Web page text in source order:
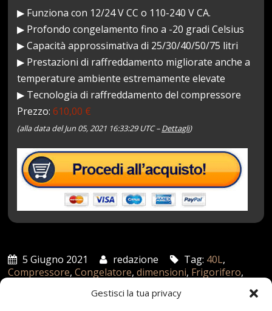
Gestisci la tua privacy
▶ Funziona con 12/24 V CC o 110-240 V CA.
▶ Profondo congelamento fino a -20 gradi Celsius
▶ Capacità approssimativa di 25/30/40/50/75 litri
▶ Prestazioni di raffreddamento migliorate anche a
temperature ambiente estremamente elevate
▶ Tecnologia di raffreddamento del compressore
Prezzo:610,00 €
(alla data del Jun 05, 2021 16:33:29 UTC –Dettagli)
5 Giugno 2021 redazione Tag: 40L,
Compressore,Congelatore,dimensioni, Frigorifero,